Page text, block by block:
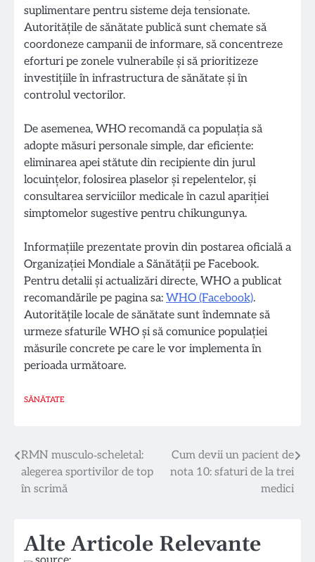
suplimentare pentru sisteme deja tensionate.
Autoritățile de sănătate publică sunt chemate să
coordoneze campanii de informare, să concentreze
eforturi pe zonele vulnerabile și să prioritizeze
investițiile în infrastructura de sănătate și în
controlul vectorilor.
De asemenea, WHO recomandă ca populația să
adopte măsuri personale simple, dar eficiente:
eliminarea apei stătute din recipiente din jurul
locuințelor, folosirea plaselor și repelentelor, și
consultarea serviciilor medicale în cazul apariției
simptomelor sugestive pentru chikungunya.
Informațiile prezentate provin din postarea oficială a
Organizației Mondiale a Sănătății pe Facebook.
Pentru detalii și actualizări directe, WHO a publicat
recomandările pe pagina sa: WHO (Facebook).
Autoritățile locale de sănătate sunt îndemnate să
urmeze sfaturile WHO și să comunice populației
măsurile concrete pe care le vor implementa în
perioada următoare.
SĂNĂTATE
Navigare
în
RMN musculo‑scheletal:
alegerea sportivilor de top
în scrimă
Cum devii un pacient de
nota 10: sfaturi de la trei
medici
Alte Articole Relevante